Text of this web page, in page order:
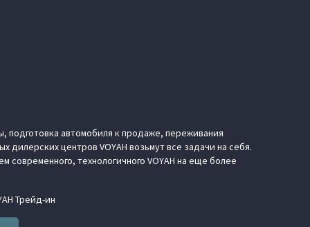
подготовка автомобиля к продаже, переживания
центров VOYAH возьмут все задачи на себя.
современного, технологичного VOYAH на еще более
Трейд-ин